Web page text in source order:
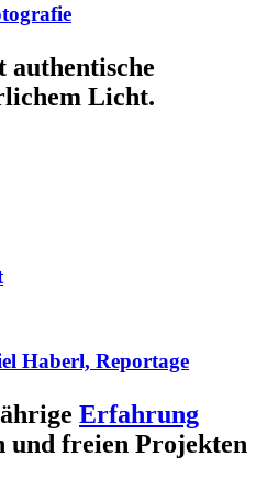
authentische
Licht.
Haberl, Reportage
Erfahrung
und freien Projekten